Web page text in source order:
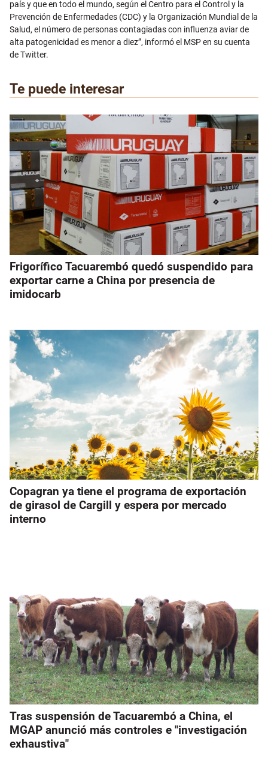
país y que en todo el mundo, según el Centro para el Control y la
Prevención de Enfermedades (CDC) y la Organización Mundial de la
Salud, el número de personas contagiadas con influenza aviar de
alta patogenicidad es menor a diez”, informó el MSP en su cuenta
de Twitter.
Te puede interesar
Frigorífico Tacuarembó quedó suspendido para
exportar carne a China por presencia de
imidocarb
Copagran ya tiene el programa de exportación
de girasol de Cargill y espera por mercado
interno
Tras suspensión de Tacuarembó a China, el
MGAP anunció más controles e "investigación
exhaustiva"